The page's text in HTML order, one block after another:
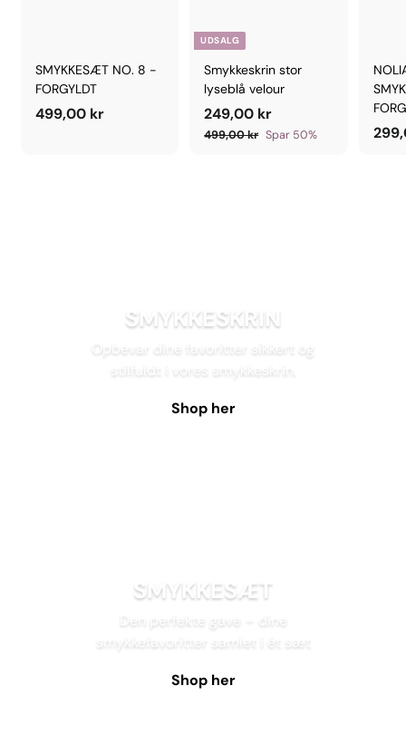
SMYKKESÆT NO. 8 -
FORGYLDT
499,00 kr4
UDSALG
Smykkeskrin stor
lyseblå velour
U
D
249,00 kr2
4
r
499,00 kr4 Spar 50%
SMYKKESKRIN
Opbevar dine favoritter sikkert og
stilfuldt i vores smykkeskrin.
Shop her
SMYKKESÆT
Den perfekte gave – dine
smykkefavoritter samlet i ét sæt
Shop her